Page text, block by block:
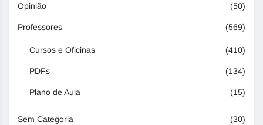
Opinião (50)
Professores (569)
Cursos e Oficinas (410)
PDFs (134)
Plano de Aula (15)
Sem Categoria (30)